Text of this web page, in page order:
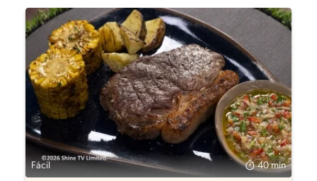
Fácil 40 min